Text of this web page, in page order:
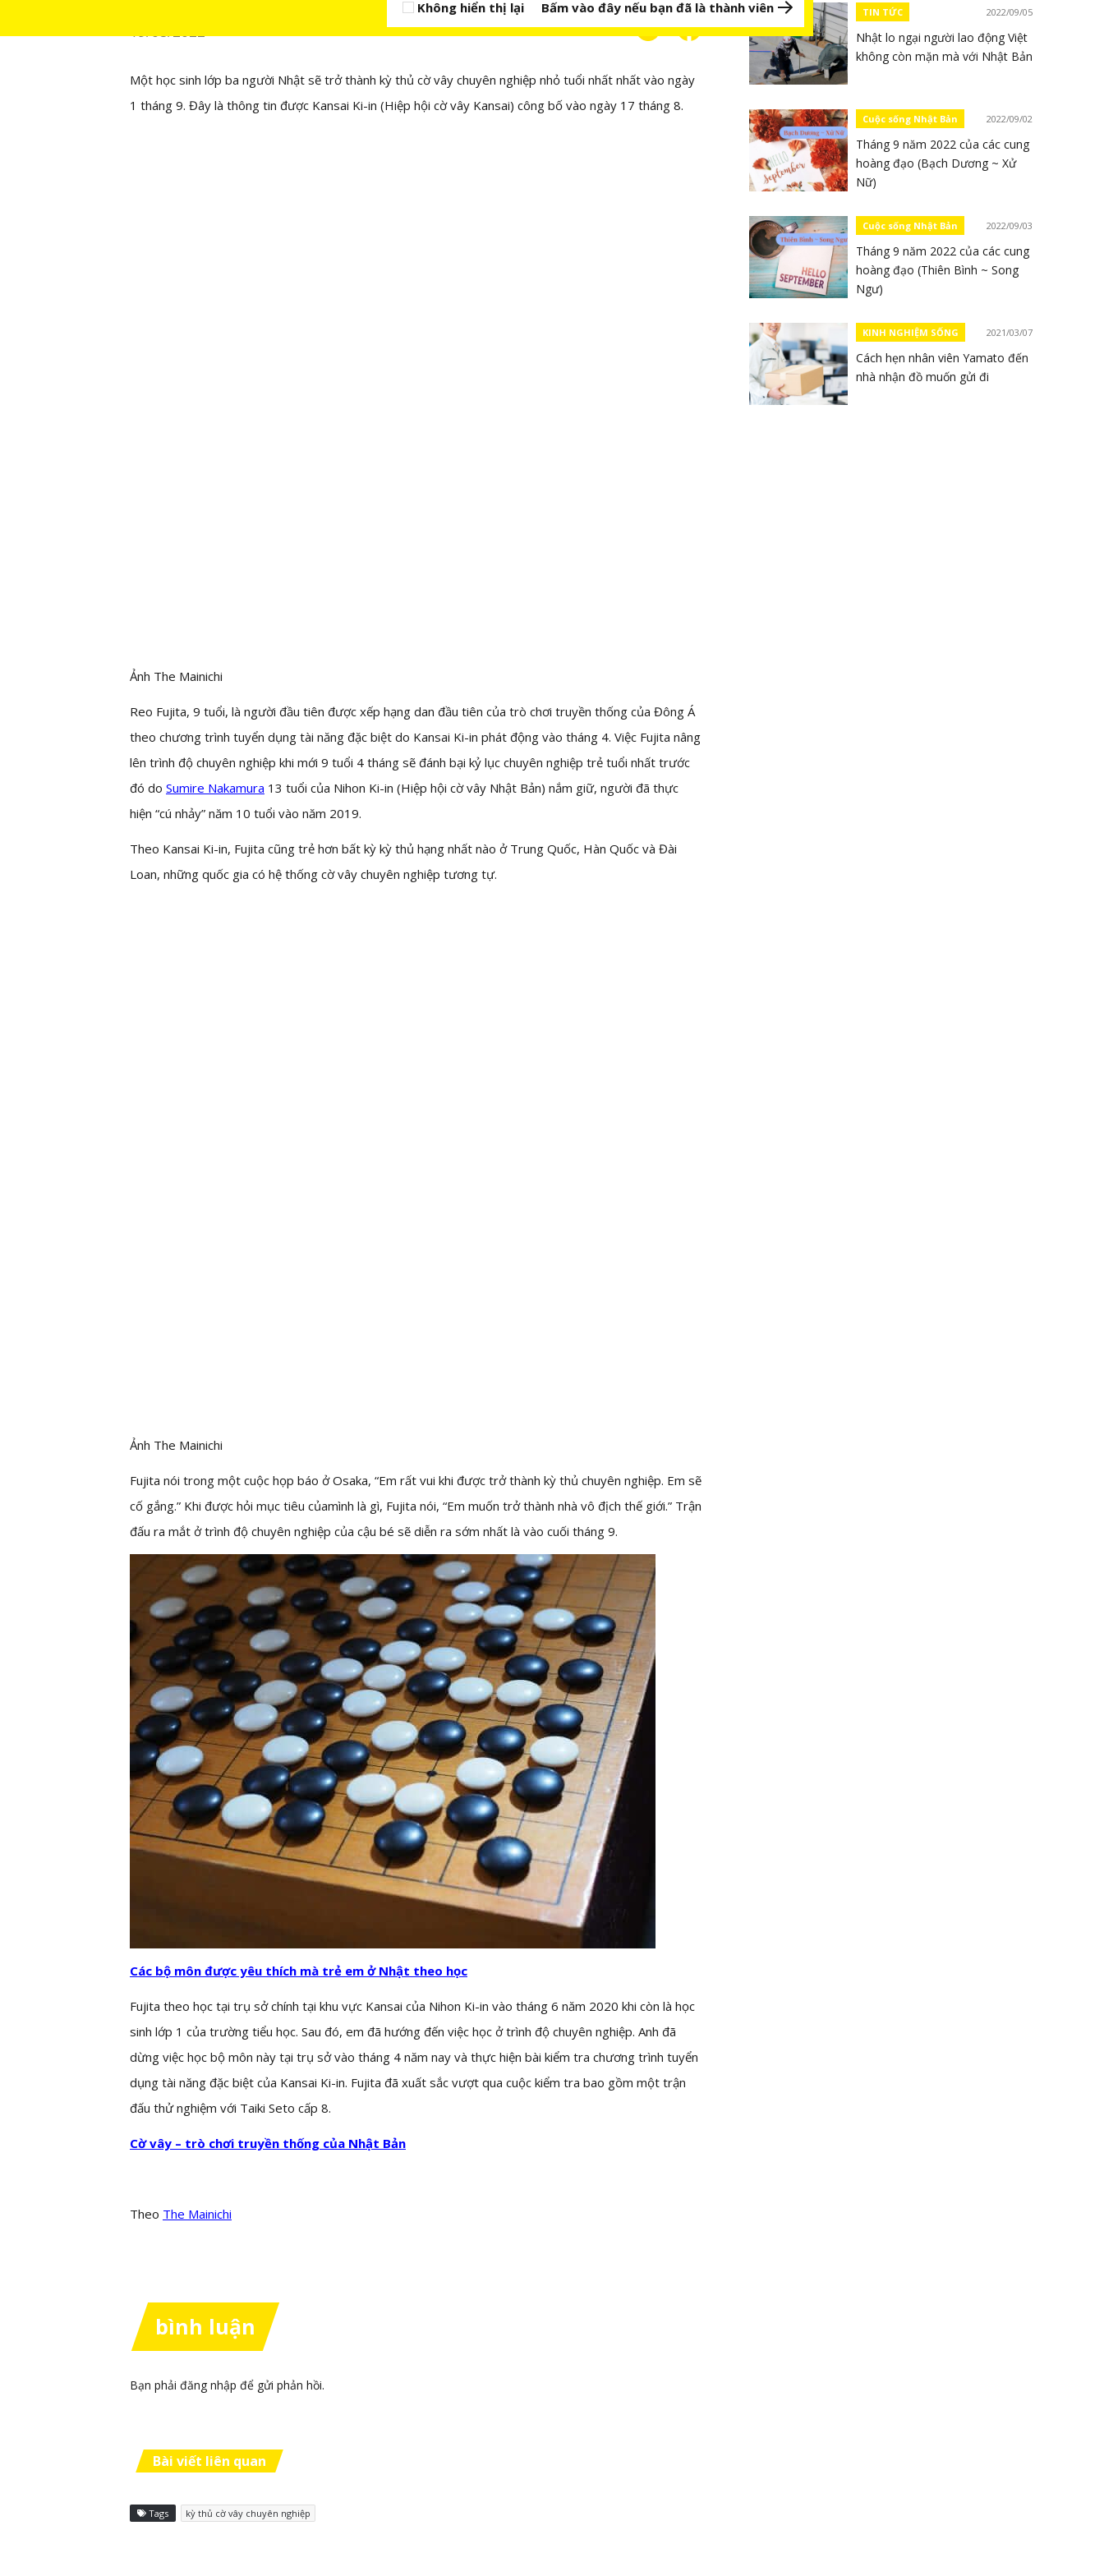
19/08/2022
Một học sinh lớp ba người Nhật sẽ trở thành kỳ thủ cờ vây chuyên nghiệp nhỏ tuổi nhất nhất vào ngày
1 tháng 9. Đây là thông tin được Kansai Ki-in (Hiệp hội cờ vây Kansai) công bố vào ngày 17 tháng 8.
Ảnh The Mainichi
Reo Fujita, 9 tuổi, là người đầu tiên được xếp hạng dan đầu tiên của trò chơi truyền thống của Đông Á
theo chương trình tuyển dụng tài năng đặc biệt do Kansai Ki-in phát động vào tháng 4. Việc Fujita nâng
lên trình độ chuyên nghiệp khi mới 9 tuổi 4 tháng sẽ đánh bại kỷ lục chuyên nghiệp trẻ tuổi nhất trước
đó do Sumire Nakamura 13 tuổi của Nihon Ki-in (Hiệp hội cờ vây Nhật Bản) nắm giữ, người đã thực
hiện “cú nhảy” năm 10 tuổi vào năm 2019.
Theo Kansai Ki-in, Fujita cũng trẻ hơn bất kỳ kỳ thủ hạng nhất nào ở Trung Quốc, Hàn Quốc và Đài
Loan, những quốc gia có hệ thống cờ vây chuyên nghiệp tương tự.
Ảnh The Mainichi
Fujita nói trong một cuộc họp báo ở Osaka, “Em rất vui khi được trở thành kỳ thủ chuyên nghiệp. Em sẽ
cố gắng.” Khi được hỏi mục tiêu củamình là gì, Fujita nói, “Em muốn trở thành nhà vô địch thế giới.” Trận
đấu ra mắt ở trình độ chuyên nghiệp của cậu bé sẽ diễn ra sớm nhất là vào cuối tháng 9.
Các bộ môn được yêu thích mà trẻ em ở Nhật theo học
Fujita theo học tại trụ sở chính tại khu vực Kansai của Nihon Ki-in vào tháng 6 năm 2020 khi còn là học
sinh lớp 1 của trường tiểu học. Sau đó, em đã hướng đến việc học ở trình độ chuyên nghiệp. Anh đã
dừng việc học bộ môn này tại trụ sở vào tháng 4 năm nay và thực hiện bài kiểm tra chương trình tuyển
dụng tài năng đặc biệt của Kansai Ki-in. Fujita đã xuất sắc vượt qua cuộc kiểm tra bao gồm một trận
đấu thử nghiệm với Taiki Seto cấp 8.
Cờ vây – trò chơi truyền thống của Nhật Bản
Theo The Mainichi
bình luận
Bạn phải đăng nhập để gửi phản hồi.
Bài viết liên quan
Tags kỳ thủ cờ vây chuyên nghiệp
TIN TỨC 2022/09/05
Nhật lo ngại người lao động Việt
không còn mặn mà với Nhật Bản
Cuộc sống Nhật Bản 2022/09/02
Tháng 9 năm 2022 của các cung
hoàng đạo (Bạch Dương ~ Xử
Nữ)
Cuộc sống Nhật Bản 2022/09/03
Tháng 9 năm 2022 của các cung
hoàng đạo (Thiên Bình ~ Song
Ngư)
KINH NGHIỆM SỐNG 2021/03/07
Cách hẹn nhân viên Yamato đến
nhà nhận đồ muốn gửi đi
Không hiển thị lại Bấm vào đây nếu bạn đã là thành viên